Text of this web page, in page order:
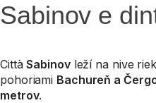
Sabinov e
CittàSabinovleží na nive
pohoriami Bachureň a
metrov.